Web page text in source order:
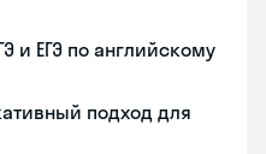
и ЕГЭ по английскому
подход для